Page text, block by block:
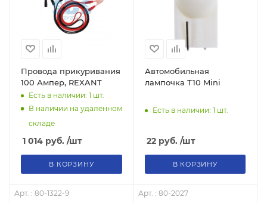
Провода прикуривания
100 Ампер, REXANT
Есть в наличии: 1 шт.
В наличии на удаленном
складе
1 014 руб. /шт
В КОРЗИНУ
Автомобильная
лампочка Т10 Mini
Есть в наличии: 1 шт.
22руб. /шт
В КОРЗИНУ
Арт. : 80-1322-9 Арт. : 80-2027